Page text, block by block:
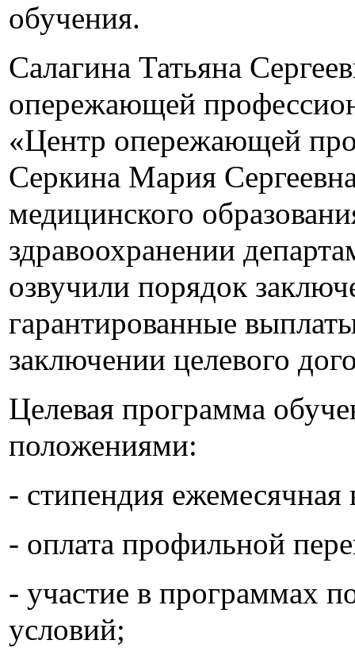
обучения.
Салагина Татьяна
опережающей
«Центр опережающей
Серкина Мария
медицинского
здравоохранении
озвучили порядок
гарантированные
заключении целевого
Целевая программа
положениями:
- стипендия
- оплата профильной
- участие в программах
условий;